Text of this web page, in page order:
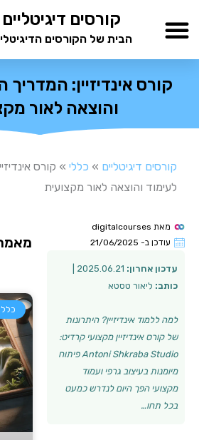
לתוכן
קורסים דיגיטליים
הבית של הקורסים
קורס אינדיזיין:
והוצאה לאור
קורסים דיגיטליים » כללי » קורס
לעימוד והוצאה לאור מקצועית
מאת
עודכן ב- 21/06/2025
עדכון אחרון:
כותב: ליאור טסטא
למה ללמוד אינדיזיין? היתרונות
של קורס אינדיזיין מקצועי קרדיט:
Antoni Shkraba Studio פיתוח
מיומנות בעיצוב גרפי ועמוד
מקצועי הפך היום לנדרש כמעט
בכל תחו…
כללי